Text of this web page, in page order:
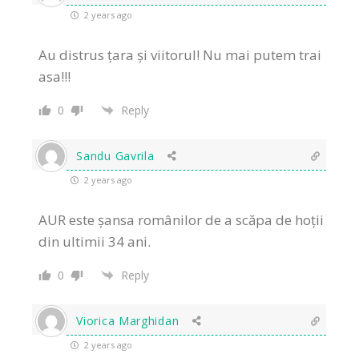
2 years ago
Au distrus țara și viitorul! Nu mai putem trai
asa!!!
0 Reply
Sandu Gavrila
2 years ago
AUR este șansa românilor de a scăpa de hoții
din ultimii 34 ani.
0 Reply
Viorica Marghidan
2 years ago